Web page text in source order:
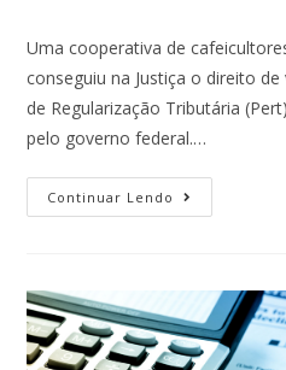
Uma cooperativa de
conseguiu na Justiça o direito
de Regularização Tributária
pelo governo federal.…
Continuar Lendo